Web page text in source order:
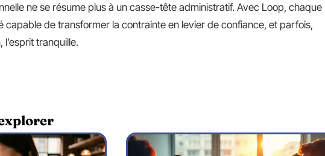
ne se résume plus à un casse-tête administratif. Avec Loop, chaque
capable de transformer la contrainte en levier de confiance, et parfois,
l’esprit tranquille.